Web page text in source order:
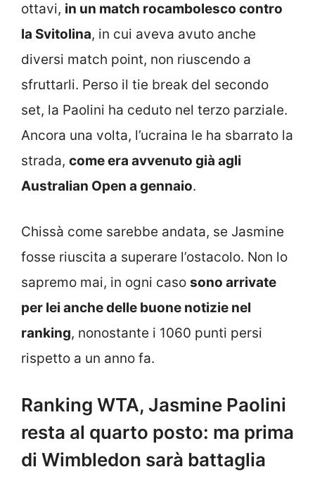
ottavi, in un match rocambolesco contro
la Svitolina, in cui aveva avuto anche
diversi match point, non riuscendo a
sfruttarli. Perso il tie break del secondo
set, la Paolini ha ceduto nel terzo parziale.
Ancora una volta, l’ucraina le ha sbarrato la
strada, come era avvenuto già agli
Australian Open a gennaio.
Chissà come sarebbe andata, se Jasmine
fosse riuscita a superare l’ostacolo. Non lo
sapremo mai, in ogni caso sono arrivate
per lei anche delle buone notizie nel
ranking, nonostante i 1060 punti persi
rispetto a un anno fa.
Ranking WTA, Jasmine Paolini
resta al quarto posto: ma prima
di Wimbledon sarà battaglia